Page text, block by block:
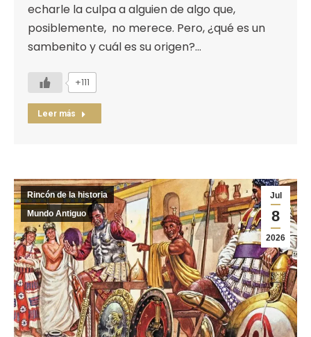
echarle la culpa a alguien de algo que,
posiblemente, no merece. Pero, ¿qué es un
sambenito y cuál es su origen?…
+111
Leer más
Jul
8
2026
Rincón de la historia
Mundo Antiguo